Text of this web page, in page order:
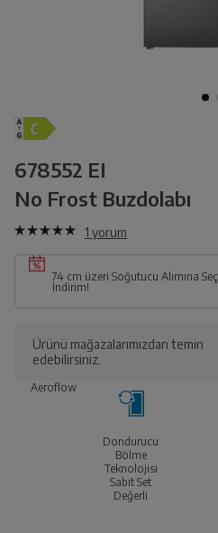
678552 EI
No Frost Buzdolabı
1 yorum
74 cm üzeri Soğutucu Alımına
İndirim!
Ürünü mağazalarımızdan temin
edebilirsiniz.
Aeroflow
Dondurucu
Bölme
Teknolojisi
Sabit Set
Değerli